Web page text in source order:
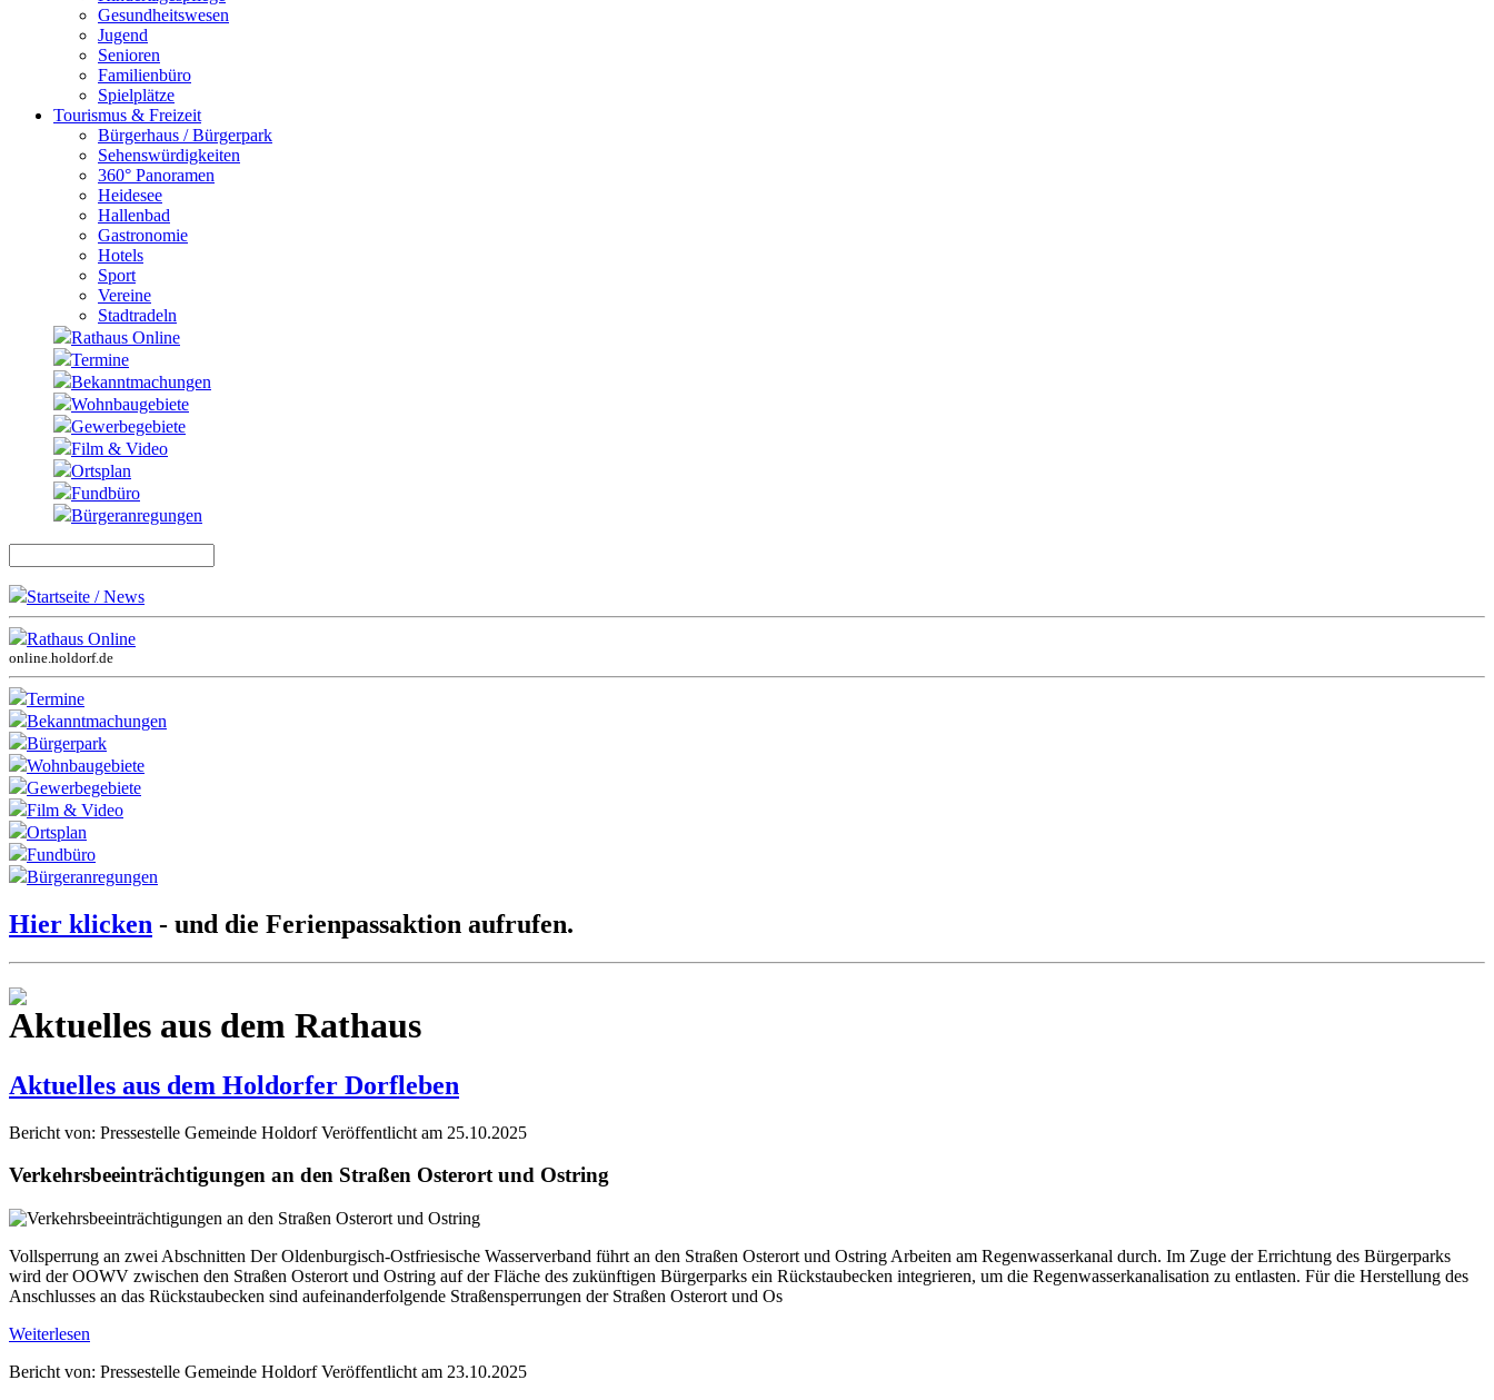
Gesundheitswesen
Jugend
Senioren
Familienbüro
Spielplätze
Tourismus & Freizeit
Bürgerhaus / Bürgerpark
Sehenswürdigkeiten
360° Panoramen
Heidesee
Hallenbad
Gastronomie
Hotels
Sport
Vereine
Stadtradeln
Rathaus Online
Termine
Bekanntmachungen
Wohnbaugebiete
Gewerbegebiete
Film & Video
Ortsplan
Fundbüro
Bürgeranregungen
Startseite / News
Rathaus Online
online.holdorf.de
Termine
Bekanntmachungen
Bürgerpark
Wohnbaugebiete
Gewerbegebiete
Film & Video
Ortsplan
Fundbüro
Bürgeranregungen
Hier klicken - und die Ferienpassaktion aufrufen.
Aktuelles aus dem Rathaus
Aktuelles aus dem Holdorfer Dorfleben
Bericht von: Pressestelle Gemeinde Holdorf Veröffentlicht am 25.10.2025
Verkehrsbeeinträchtigungen an den Straßen Osterort und Ostring
Vollsperrung an zwei Abschnitten Der Oldenburgisch-Ostfriesische Wasserverband führt an den Straßen Osterort und Ostring Arbeiten am Regenwasserkanal durch. Im Zuge der Errichtung des Bürgerparks
wird der OOWV zwischen den Straßen Osterort und Ostring auf der Fläche des zukünftigen Bürgerparks ein Rückstaubecken integrieren, um die Regenwasserkanalisation zu entlasten. Für die Herstellung des
Anschlusses an das Rückstaubecken sind aufeinanderfolgende Straßensperrungen der Straßen Osterort und Os
Weiterlesen
Bericht von: Pressestelle Gemeinde Holdorf Veröffentlicht am 23.10.2025